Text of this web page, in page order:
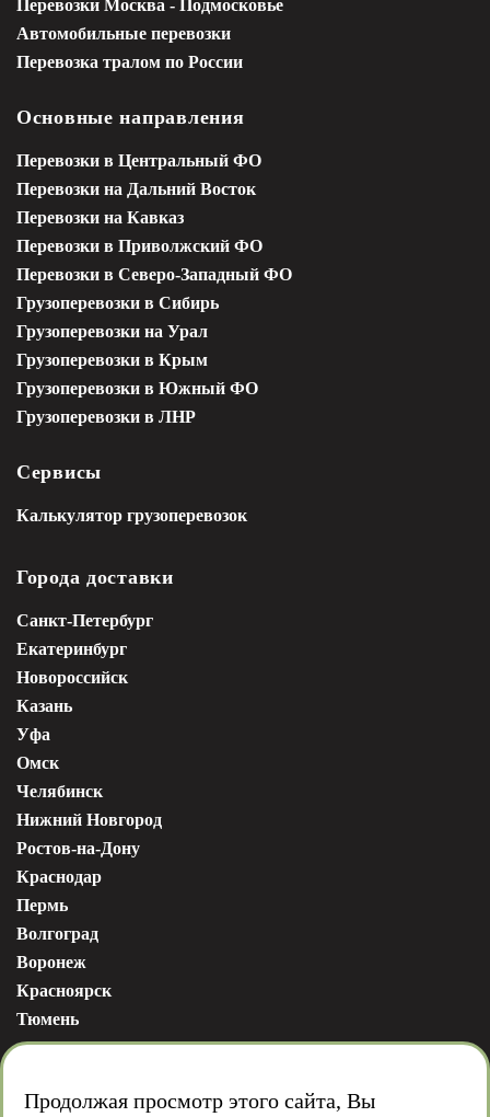
Основные направления
Перевозки в Центральный ФО
Перевозки на Дальний Восток
Перевозки на Кавказ
Перевозки в Приволжский ФО
Перевозки в Северо-Западный ФО
Грузоперевозки в Сибирь
Грузоперевозки на Урал
Грузоперевозки в Крым
Грузоперевозки в Южный ФО
Грузоперевозки в ЛНР
Сервисы
Калькулятор грузоперевозок
Перевозки Москва - Подмосковье
Автомобильные перевозки
Перевозка тралом по России
Города доставки
Санкт-Петербург
Екатеринбург
Новороссийск
Казань
Уфа
Омск
Челябинск
Нижний Новгород
Ростов-на-Дону
Краснодар
Пермь
Волгоград
Воронеж
Красноярск
Тюмень
Продолжая просмотр этого сайта, Вы